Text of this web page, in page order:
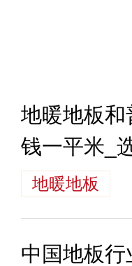
地暖地板
钱一平米_
识地暖地板
中国地板